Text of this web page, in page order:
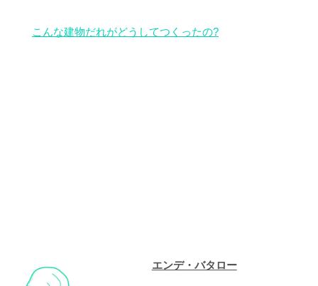
こんな建物だれがどうしてつくったの?
エンデ・バタロー